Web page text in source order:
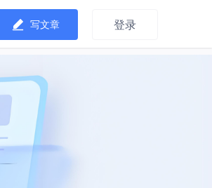
写文章 登录